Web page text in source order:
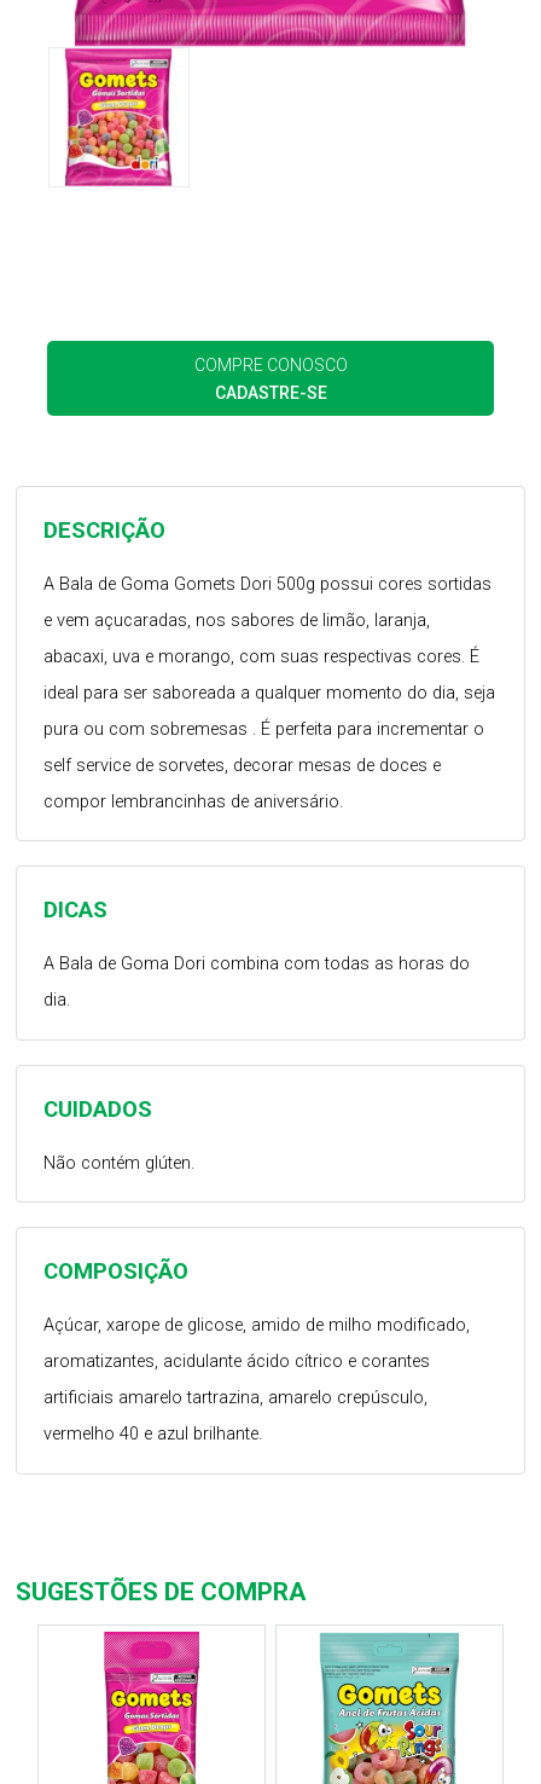
COMPRE CONOSCO
CADASTRE-SE
COMPOSIÇÃO
Açúcar, xarope de glicose, amido de milho modificado,
aromatizantes, acidulante ácido cítrico e corantes
artificiais amarelo tartrazina, amarelo crepúsculo,
vermelho 40 e azul brilhante.
CUIDADOS
Não contém glúten.
DICAS
A Bala de Goma Dori combina com todas as horas do
dia.
DESCRIÇÃO
A Bala de Goma Gomets Dori 500g possui cores sortidas
e vem açucaradas, nos sabores de limão, laranja,
abacaxi, uva e morango, com suas respectivas cores. É
ideal para ser saboreada a qualquer momento do dia, seja
pura ou com sobremesas . É perfeita para incrementar o
self service de sorvetes, decorar mesas de doces e
compor lembrancinhas de aniversário.
SUGESTÕES DE COMPRA